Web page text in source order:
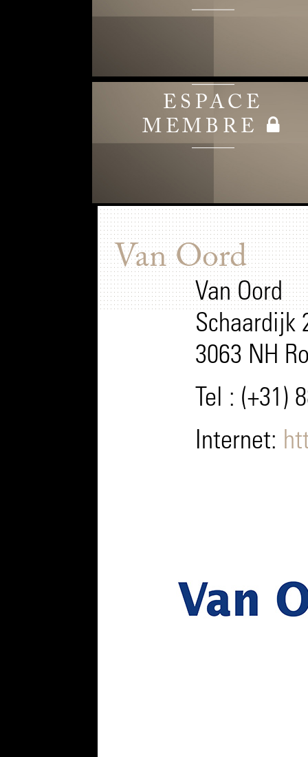
ESPACE
MEMBRE
Van Oord
Van Oord
Schaardijk
3063 NH
Tel : (+31)
Internet: